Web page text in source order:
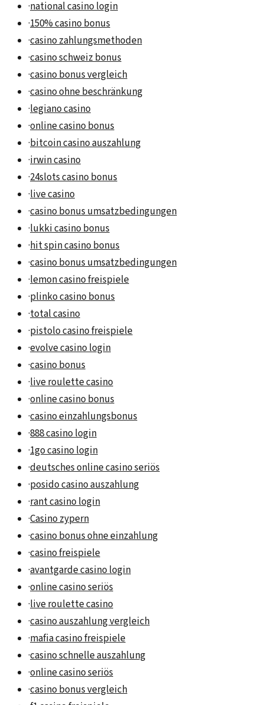
·national casino login
·150% casino bonus
·casino zahlungsmethoden
·casino schweiz bonus
·casino bonus vergleich
·casino ohne beschränkung
·legiano casino
·online casino bonus
·bitcoin casino auszahlung
·irwin casino
·24slots casino bonus
·live casino
·casino bonus umsatzbedingungen
·lukki casino bonus
·hit spin casino bonus
·casino bonus umsatzbedingungen
·lemon casino freispiele
·plinko casino bonus
·total casino
·pistolo casino freispiele
·evolve casino login
·casino bonus
·live roulette casino
·online casino bonus
·casino einzahlungsbonus
·888 casino login
·1go casino login
·deutsches online casino seriös
·posido casino auszahlung
·rant casino login
·Casino zypern
·casino bonus ohne einzahlung
·casino freispiele
·avantgarde casino login
·online casino seriös
·live roulette casino
·casino auszahlung vergleich
·mafia casino freispiele
·casino schnelle auszahlung
·online casino seriös
·casino bonus vergleich